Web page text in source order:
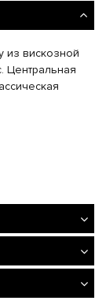
из вискозной
Центральная